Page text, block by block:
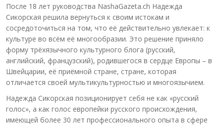
После 18 лет руководства NashaGazeta.ch Надежда
Сикорская решила вернуться к своим истокам и
сосредоточиться на том, что её действительно увлекает: к
культуре во всём её многообразии. Это решение приняло
форму трёхязычного культурного блога (русский,
английский, французский), родившегося в сердце Европы – в
Швейцарии, её приёмной стране, стране, которая
отличается своей мультикультурностью и многоязычием.
Надежда Сикорская позиционирует себя не как «русский
голос», а как голос европейки русского происхождения,
имеющей более 30 лет профессионального опыта в сфере